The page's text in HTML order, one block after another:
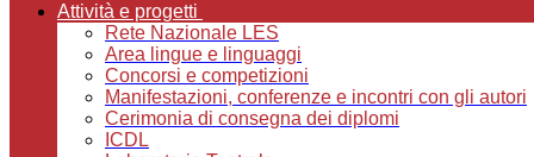
Attività e progetti
Rete Nazionale LES
Area lingue e linguaggi
Concorsi e competizioni
Manifestazioni, conferenze e incontri con gli autori
Cerimonia di consegna dei diplomi
ICDL